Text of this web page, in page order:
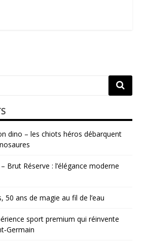
dino – les chiots héros débarquent
Brut Réserve : l’élégance moderne
50 ans de magie au fil de l’eau
sport premium qui réinvente